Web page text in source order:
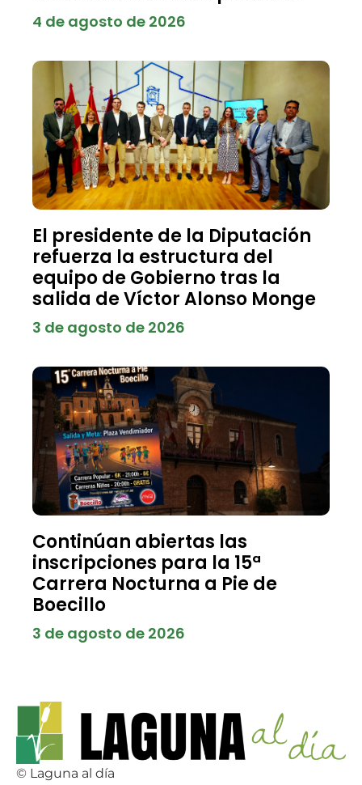
4 de agosto de 2026
El presidente de la Diputación
refuerza la estructura del
equipo de Gobierno tras la
salida de Víctor Alonso Monge
3 de agosto de 2026
Continúan abiertas las
inscripciones para la 15ª
Carrera Nocturna a Pie de
Boecillo
3 de agosto de 2026
© Laguna al día